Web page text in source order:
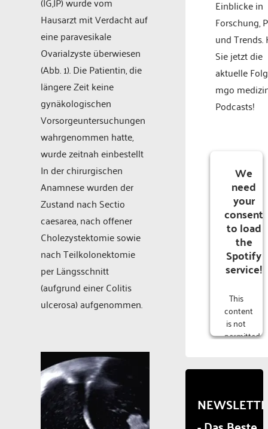
Hausarzt mit Verdacht auf
eine paravesikale
Ovarialzyste überwiesen
(Abb. 1). Die Patientin, die
längere Zeit keine
gynäkologischen
Vorsorgeuntersuchungen
wahrgenommen hatte,
wurde zeitnah einbestellt
In der chirurgischen
Anamnese wurden der
Zustand nach Sectio
caesarea, nach offener
Cholezystektomie sowie
nach Teilkolonektomie
per Längsschnitt
(aufgrund einer Colitis
ulcerosa) aufgenommen.
Einblicke in
Forschung,
und Trends.
Sie jetzt die
aktuelle
mgo
Podcasts!
We
need
your
consent
to load
the
Spotify
service!
This
content
is not
permitted
due to
that
are
not